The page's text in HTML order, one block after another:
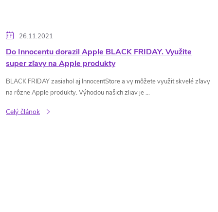
26.11.2021
Do Innocentu dorazil Apple BLACK FRIDAY. Využite
super zľavy na Apple produkty
BLACK FRIDAY zasiahol aj InnocentStore a vy môžete využiť skvelé zľavy
na rôzne Apple produkty. Výhodou našich zliav je ...
Celý článok